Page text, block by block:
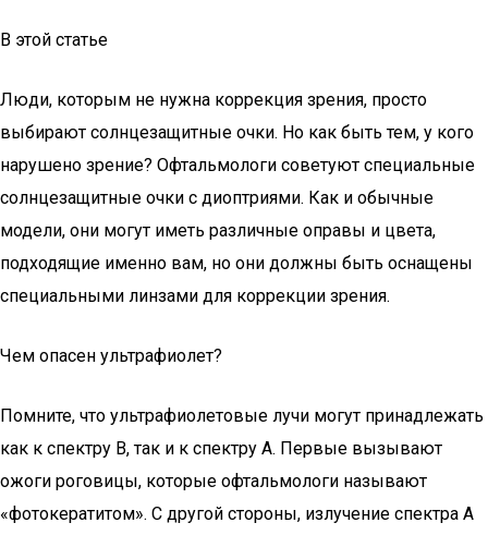
В этой статье
Люди, которым не нужна коррекция зрения, просто
выбирают солнцезащитные очки. Но как быть тем, у кого
нарушено зрение? Офтальмологи советуют специальные
солнцезащитные очки с диоптриями. Как и обычные
модели, они могут иметь различные оправы и цвета,
подходящие именно вам, но они должны быть оснащены
специальными линзами для коррекции зрения.
Чем опасен ультрафиолет?
Помните, что ультрафиолетовые лучи могут принадлежать
как к спектру В, так и к спектру А. Первые вызывают
ожоги роговицы, которые офтальмологи называют
«фотокератитом». С другой стороны, излучение спектра А